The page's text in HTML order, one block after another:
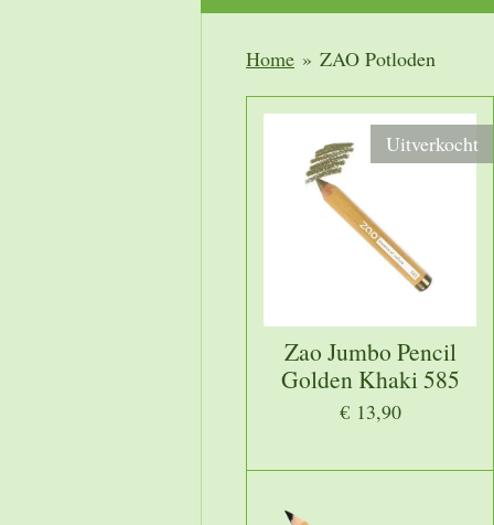
Home » ZAO Potloden
Uitverkocht
Zao Jumbo Pencil
Golden Khaki 585
€ 13,90